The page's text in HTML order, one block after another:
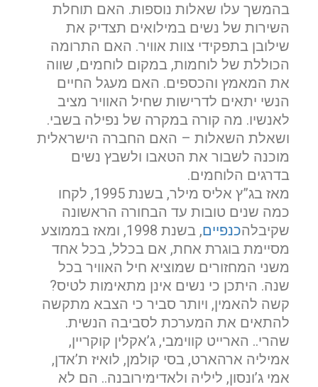
בהמשך עלו שאלות נוספות. האם תוחלת
השירות של נשים במילואים תצדיק את
שילובן בתפקידי צוות אוויר. האם התרומה
הכוללת של לוחמות, במקום לוחמים, שווה
את המאמץ והכספים. האם מעגל החיים
הנשי יתאים לדרישות שחיל האוויר מציב
לאנשיו. מה קורה במקרה של נפילה בשבי.
ושאלת השאלות – האם החברה הישראלית
מוכנה לשבור את הטאבו ולשבץ נשים
בדרגים הלוחמים.
מאז בג”ץ אליס מילר, בשנת 1995, לקחו
כמה שנים טובות עד הבחורה הראשונה
שקיבלהכנפיים
, בשנת 1998, ומאז בממוצע
מסיימת בוגרת אחת, אם בכלל, בכל אחד
משני המחזורים שמוציא חיל האוויר בכל
שנה. היתכן כי נשים אינן מתאימות לטיס?
קשה להאמין, ויותר סביר כי הצבא מתקשה
להתאים את המערכת לסביבה הנשית.
שהרי.. הארייט קווימבי, ג’אקלין קוקריין,
אמיליה ארהארט, בסי קולמן, לואיז ת’אדן,
אמי ג’ונסון, ליליה ולאדימירובנה.. הם לא